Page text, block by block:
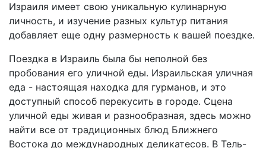
Израиля имеет свою уникальную кулинарную
личность, и изучение разных культур питания
добавляет еще одну размерность к вашей поездке.
Поездка в Израиль была бы неполной без
пробования его уличной еды. Израильская уличная
еда - настоящая находка для гурманов, и это
доступный способ перекусить в городе. Сцена
уличной еды живая и разнообразная, здесь можно
найти все от традиционных блюд Ближнего
Востока до международных деликатесов. В Тель-